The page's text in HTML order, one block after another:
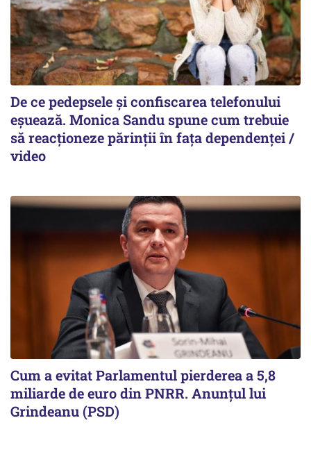
De ce pedepsele și confiscarea telefonului
eșuează. Monica Sandu spune cum trebuie
să reacționeze părinții în fața dependenței /
video
Cum a evitat Parlamentul pierderea a 5,8
miliarde de euro din PNRR. Anunțul lui
Grindeanu (PSD)